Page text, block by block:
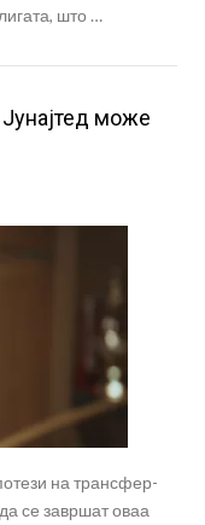
што …
може
на трансфер-
се завршат оваа